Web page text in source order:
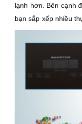
lạnh hơn. Bên cạnh
bạn sắp xếp nhiều